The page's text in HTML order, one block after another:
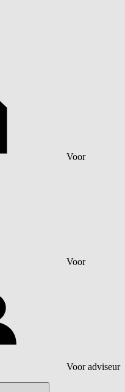
Voor
Voor
Voor adviseur